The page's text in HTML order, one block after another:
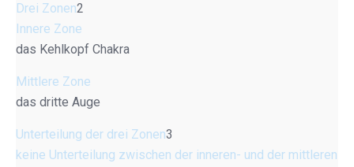
Drei Zonen2
Innere Zone
das Kehlkopf Chakra
Mittlere Zone
das dritte Auge
Unterteilung der drei Zonen3
keine Unterteilung zwischen der inneren- und der mittleren